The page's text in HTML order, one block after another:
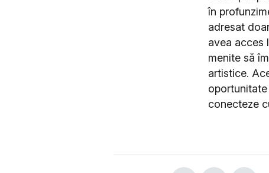
în
adresat
avea acces
menite să
artistice.
conecteze